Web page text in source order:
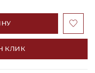
КЛИК